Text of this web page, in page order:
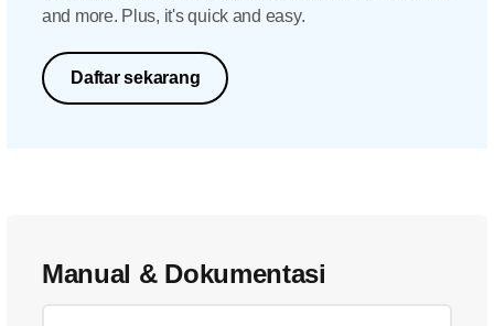
and more. Plus, it's quick and easy.
Daftar sekarang
Manual & Dokumentasi